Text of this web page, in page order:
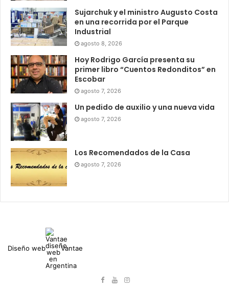
Sujarchuk y el ministro Augusto Costa
en una recorrida por el Parque
Industrial
agosto 8, 2026
Hoy Rodrigo García presenta su
primer libro “Cuentos Redonditos” en
Escobar
agosto 7, 2026
Un pedido de auxilio y una nueva vida
agosto 7, 2026
Los Recomendados de la Casa
agosto 7, 2026
Diseño web Vantae